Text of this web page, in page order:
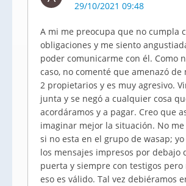
29/10/2021 09:48
A mi me preocupa que no cumpla
obligaciones y me siento
poder comunicarme con él. Como
caso, no comenté que amenazó de
2 propietarios y es muy agresivo.
junta y se negó a cualquier cosa
acordáramos y a pagar. Creo que
imaginar mejor la situación. No
si no esta en el grupo de wasap;
los mensajes impresos por debajo
puerta y siempre con testigos pero
eso es válido. Tal vez debiéramos